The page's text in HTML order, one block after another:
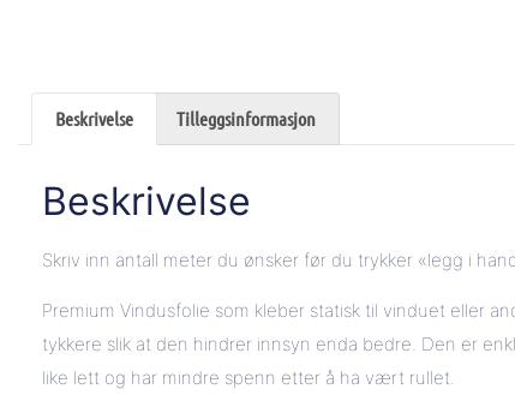
Beskrivelse Tilleggsinformasjon
Beskrivelse
Skriv inn antall meter du ønsker før du trykker «legg i
Premium Vindusfolie som kleber statisk til vinduet eller
tykkere slik at den hindrer innsyn enda bedre. Den er
like lett og har mindre spenn etter å ha vært rullet.